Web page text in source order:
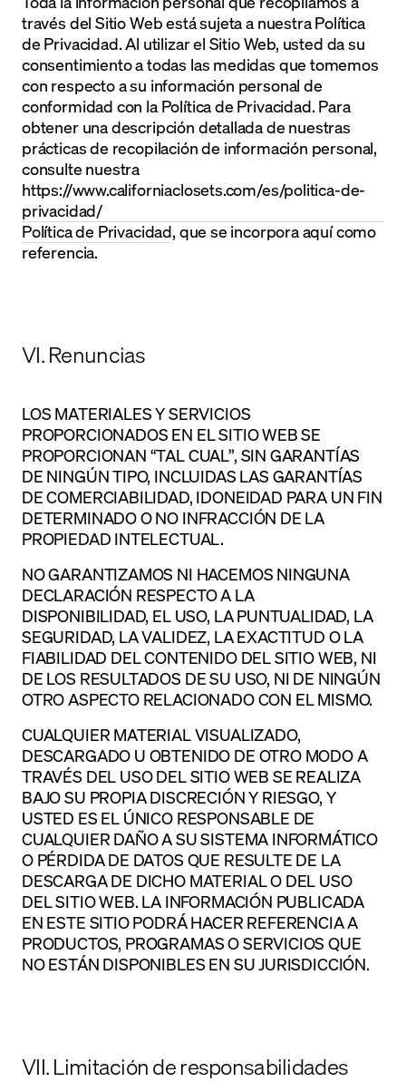
través del Sitio Web está sujeta a nuestra Política
de Privacidad. Al utilizar el Sitio Web, usted da su
consentimiento a todas las medidas que tomemos
con respecto a su información personal de
conformidad con la Política de Privacidad. Para
obtener una descripción detallada de nuestras
prácticas de recopilación de información personal,
consulte nuestra
https://www.californiaclosets.com/es/politica-de-
privacidad/
Política de Privacidad, que se incorpora aquí como
referencia.
VI. Renuncias
LOS MATERIALES Y SERVICIOS
PROPORCIONADOS EN EL SITIO WEB SE
PROPORCIONAN “TAL CUAL”, SIN GARANTÍAS
DE NINGÚN TIPO, INCLUIDAS LAS GARANTÍAS
DE COMERCIABILIDAD, IDONEIDAD PARA UN FIN
DETERMINADO O NO INFRACCIÓN DE LA
PROPIEDAD INTELECTUAL.
NO GARANTIZAMOS NI HACEMOS NINGUNA
DECLARACIÓN RESPECTO A LA
DISPONIBILIDAD, EL USO, LA PUNTUALIDAD, LA
SEGURIDAD, LA VALIDEZ, LA EXACTITUD O LA
FIABILIDAD DEL CONTENIDO DEL SITIO WEB, NI
DE LOS RESULTADOS DE SU USO, NI DE NINGÚN
OTRO ASPECTO RELACIONADO CON EL MISMO.
CUALQUIER MATERIAL VISUALIZADO,
DESCARGADO U OBTENIDO DE OTRO MODO A
TRAVÉS DEL USO DEL SITIO WEB SE REALIZA
BAJO SU PROPIA DISCRECIÓN Y RIESGO, Y
USTED ES EL ÚNICO RESPONSABLE DE
CUALQUIER DAÑO A SU SISTEMA INFORMÁTICO
O PÉRDIDA DE DATOS QUE RESULTE DE LA
DESCARGA DE DICHO MATERIAL O DEL USO
DEL SITIO WEB. LA INFORMACIÓN PUBLICADA
EN ESTE SITIO PODRÁ HACER REFERENCIA A
PRODUCTOS, PROGRAMAS O SERVICIOS QUE
NO ESTÁN DISPONIBLES EN SU JURISDICCIÓN.
VII. Limitación de responsabilidades